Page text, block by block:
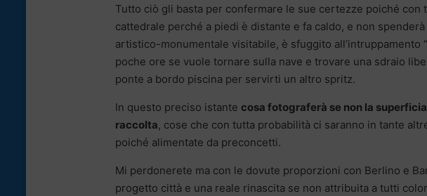
Tutto ciò gli basta per confermare le sue certezze poiché con
cattedrale perché a piedi è distante e fa caldo, e non
artistico-monumentale visitabile, è sfuggito all’intruppamento “
poche ore se vuole tornare sulla nave e trovare una sdraio
ponte a bordo piscina per servirti un altro spritz.
In questo preciso istante cosa fotograferà se non la
raccolta, cose che con tutta probabilità ci saranno in tante
poiché alimentate da preconcetti.
Mi perdonerete ma con le dovute proporzioni con Berlino e
progetto città e una reale rinascita se non attribuita a tutti